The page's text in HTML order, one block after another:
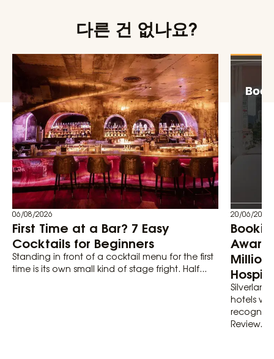
다른 건 없나요?
06/08/2026
First Time at a Bar? 7 Easy
Cocktails for Beginners
Standing in front of a cocktail menu for the first
time is its own small kind of stage fright. Half...
20/06/2026
hotels
Review...